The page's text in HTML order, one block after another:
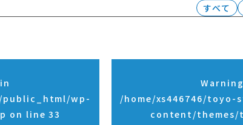
すべて
public_html/wp-
on line33
Warning
/home/xs446746/
content/themes/